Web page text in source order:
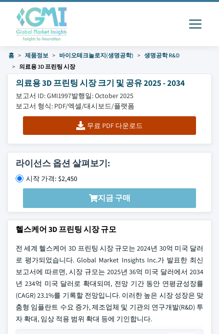
홈 제품정보 바이오테크놀로지(생명공학)
생명공학 R&D
의료용 3D 프린팅 시장
의료용 3D 프린팅 시장 크기 및 공유 2025 - 2034
보고서 ID: GMI1997발행일: October 2025
보고서 형식: PDF/엑셀/대시보드/플랫폼
무료 PDF 다운로드
라이선스 옵션 살펴보기:
시작 가격: $2,450
지금 구매
헬스케어 3D 프린팅 시장 규모
전 세계 헬스케어 3D 프린팅 시장 규모는 2024년 30억 미국 달러
로 평가되었습니다. Global Market Insights Inc.가 발표한 최신
보고서에 따르면, 시장 규모는 2025년 36억 미국 달러에서 2034
년 234억 미국 달러로 확대되며, 전망 기간 동안 연평균성장률
(CAGR) 23.1%를 기록할 전망입니다. 이러한 높은 시장 성장은 맞
춤형 임플란트 수요 증가, 제조업체 및 기관의 연구개발(R&D) 투
자 확대, 임상 적용 범위 확대 등에 기인합니다.